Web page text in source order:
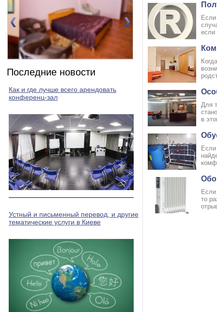
Номер 3(DBL)
Последние новости
Как и где лучше всего арендовать
конференц-зал
Устный и письменный перевод, и другие
тематические услуги в Киеве
если
Для
в
то